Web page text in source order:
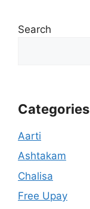
Search
Categories
Aarti
Ashtakam
Chalisa
Free Upay